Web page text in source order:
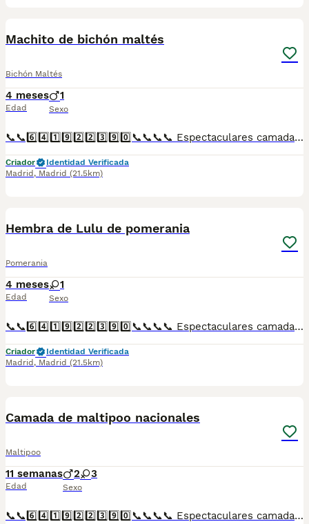
Machito de bichón maltés
Bichón Maltés
4 meses
Edad
1
Sexo
📞📞6️⃣4️⃣1️⃣9️⃣2️⃣2️⃣3️⃣9️⃣0️⃣📞📞📞📞 Espectaculares camadas de perritos de machos y hembras de bichón maltés nacionales descendientes de las mejores líneas de sangre. Disponibles tanto hembras como machos. Las camadas están bajo supervisión veterinaria desde su nacimiento hasta que son entregadas a su nueva familia. Criados por un equipo de profesionales y mejores personas que, con más de 20 años de experiencia , cuidan a los animales por vocación, aplicando una cría ética y responsable para que cada cachorro se desarrolle con la mejor salud y con un buen temperamento. Todos los cachorritos se entregan con unos dos meses y medio de edad y sus vacunas correspondientes, desparasitados interna y externamente, con certificado de salud, y garantía tanto por enfermedad vírica como congénito genética. Posibilidad de entregar en toda España mediante transporte propio preparado para animales y con chofer privado. Los precios pueden variar según las características y morfología de cada cachorro. Añádenos al whats app o llámanos, y encantados atenderemos todas tus dudas y consultas. Teléfono / Whats app: 641 92 23 90
Criador
Identidad Verificada
Madrid , Madrid (21.5km)
Hembra de Lulu de pomerania
Pomerania
4 meses
Edad
1
Sexo
📞📞6️⃣4️⃣1️⃣9️⃣2️⃣2️⃣3️⃣9️⃣0️⃣📞📞📞📞 Espectaculares camadas de perritos de machos y hembras de Lulu de pomerania nacionales descendientes de las mejores líneas de sangre. Disponibles tanto hembras como machos. Las camadas están bajo supervisión veterinaria desde su nacimiento hasta que son entregadas a su nueva familia. Criados por un equipo de profesionales y mejores personas que, con más de 20 años de experiencia , cuidan a los animales por vocación, aplicando una cría ética y responsable para que cada cachorro se desarrolle con la mejor salud y con un buen temperamento. Todos los cachorritos se entregan con unos dos meses y medio de edad y sus vacunas correspondientes, desparasitados interna y externamente, con certificado de salud, y garantía tanto por enfermedad vírica como congénito genética. Posibilidad de entregar en toda España mediante transporte propio preparado para animales y con chofer privado. Los precios pueden variar según las características y morfología de cada cachorro. Añádenos al whats app o llámanos, y encantados atenderemos todas tus dudas y consultas. Teléfono / Whats app: 641 92 23 90
Criador
Identidad Verificada
Madrid , Madrid (21.5km)
Camada de maltipoo nacionales
Maltipoo
11 semanas
Edad
2 3
Sexo
📞📞6️⃣4️⃣1️⃣9️⃣2️⃣2️⃣3️⃣9️⃣0️⃣📞📞📞📞 Espectaculares camadas de perritos de machos y hembras de maltipoo nacionales descendientes de las mejores líneas de sangre. Disponibles tanto hembras como machos. Las camadas están bajo supervisión veterinaria desde su nacimiento hasta que son entregadas a su nueva familia. Criados por un equipo de profesionales y mejores personas que, con más de 20 años de experiencia , cuidan a los animales por vocación, aplicando una cría ética y responsable para que cada cachorro se desarrolle con la mejor salud y con un buen temperamento. Todos los cachorritos se entregan con unos dos meses y medio de edad y sus vacunas correspondientes, desparasitados interna y externamente, con certificado de salud, y garantía tanto por enfermedad vírica como congénito genética. Posibilidad de entregar en toda España mediante transporte propio preparado para animales y con chofer privado. Los precios pueden variar según las características y morfología de cada cachorro. Añádenos al whats app o llámanos, y encantados atenderemos todas tus dudas y consultas. Teléfono / Whats app: 641 92 23 90